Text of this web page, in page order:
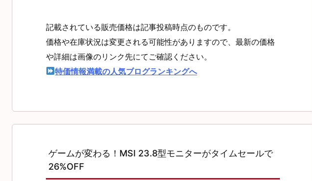
記載されている販売価格は記事投稿時点のものです。
価格や在庫状況は変更される可能性がありますので、最新の価格
や詳細は画像のリンク先にてご確認ください。
特価情報満載の人気ブログランキングへ
ゲームが変わる！MSI 23.8型モニターがタイムセールで
26%OFF